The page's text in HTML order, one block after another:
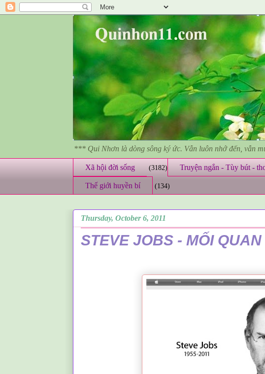
*** Qui Nhơn là dòng sông ký ức. Vẫn luôn nhớ đến, vẫn
Xã hội đời sống (3182) Truyện ngắn - Tùy bút -
Thế giới huyền bí (134)
Thursday, October 6, 2011
STEVE JOBS - MỐI